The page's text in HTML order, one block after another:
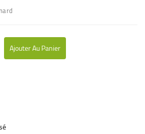
Ajouter Au Panier